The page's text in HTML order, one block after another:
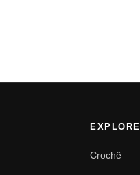
EXPLORE
Crochê